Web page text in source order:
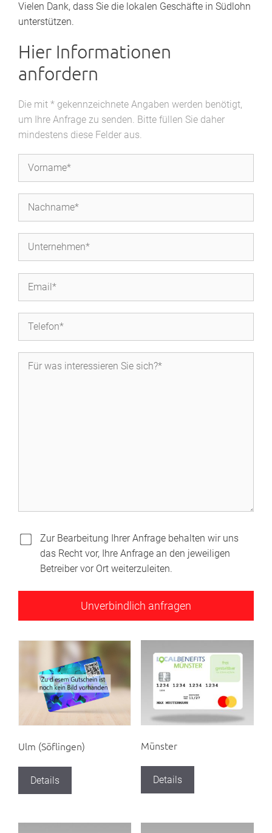
Vielen Dank, dass Sie die lokalen Geschäfte in Südlohn
unterstützen.
Hier Informationen
anfordern
Die mit * gekennzeichnete Angaben werden benötigt,
um Ihre Anfrage zu senden. Bitte füllen Sie daher
mindestens diese Felder aus.
Zur Bearbeitung Ihrer Anfrage behalten wir uns
das Recht vor, Ihre Anfrage an den jeweiligen
Betreiber vor Ort weiterzuleiten.
Ulm (Söflingen)
Details
Münster
Details